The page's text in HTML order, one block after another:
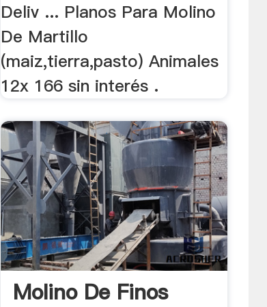
Deliv ... Planos Para Molino
De Martillo
(maiz,tierra,pasto) Animales
12x 166 sin interés .
Molino De Finos